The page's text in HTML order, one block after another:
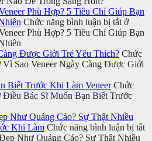
Phù Hợp? 5 Tiêu Chí Giúp Bạn
Chức năng bình luận bị tắtở
Phù Hợp? 5 Tiêu Chí Giúp Bạn
Được Giới Trẻ Yêu Thích? Chức
Sao Veneer Ngày Càng Được Giới
Biết Trước Khi Làm Veneer Chức
Bác Sĩ Muốn Bạn Biết Trước
Như Quảng Cáo? Sự Thật Nhiều
Khi Làm Chức năng bình luận bị tắt
Như Quảng Cáo? Sự Thật Nhiều